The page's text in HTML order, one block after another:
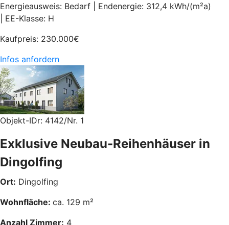
Energieausweis: Bedarf | Endenergie: 312,4 kWh/(m²a)
| EE-Klasse: H
Kaufpreis: 230.000€
Infos anfordern
Objekt-IDr: 4142/Nr. 1
Exklusive Neubau-Reihenhäuser in
Dingolfing
Ort: Dingolfing
Wohnfläche: ca. 129 m²
Anzahl Zimmer: 4